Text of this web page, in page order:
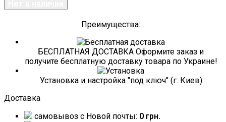
Преимущества:
БЕСПЛАТНАЯ ДОСТАВКА Оформите заказ и
получите бесплатную доставку товара по Украине!
Установка и настройка "под ключ" (г. Киев)
Доставка
самовывоз c Новой почты: 0 грн.